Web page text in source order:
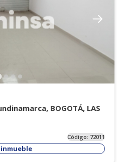
BOGOTÁ, LAS
Código: 72011